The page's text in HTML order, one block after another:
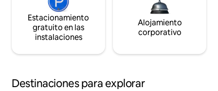
Estacionamiento
gratuito en las
instalaciones
Alojamiento
corporativo
Destinaciones para explorar